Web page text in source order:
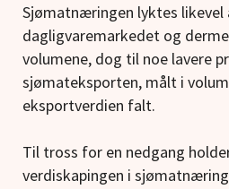
Sjømatnæringen lyktes
dagligvaremarkedet og
volumene, dog til noe lavere
sjømateksporten, målt i
eksportverdien falt.
Til tross for en nedgang
verdiskapingen i